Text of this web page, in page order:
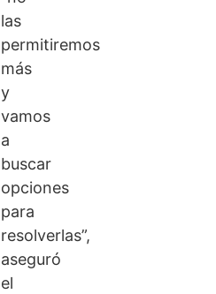
las
permitiremos
más
y
vamos
a
buscar
opciones
para
resolverlas”,
aseguró
el